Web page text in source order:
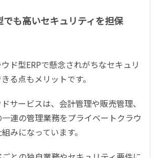
でも高いセキュリティを担保
ド型ERPで懸念されがちなセキュリ
る点もメリットです。
サービスは、会計管理や販売管理、
連の管理業務をプライベートクラウ
みになっています。